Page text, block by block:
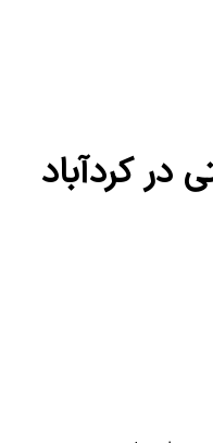
در کردآباد